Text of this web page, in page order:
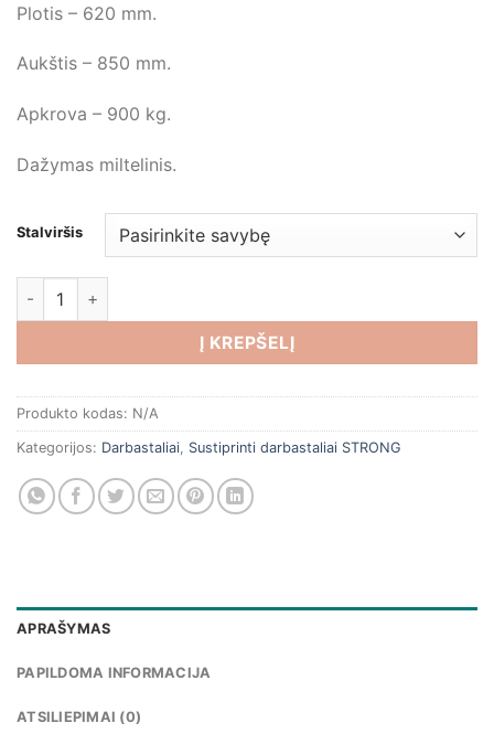
Plotis – 620 mm.
Aukštis – 850 mm.
Apkrova – 900 kg.
Dažymas miltelinis.
Stalviršis
produkto kiekis: Sustiprintas darbastalis 2100x620x850H
Į KREPŠELĮ
Produkto kodas: N/A
Kategorijos: Darbastaliai Sustiprinti darbastaliai STRONG
APRAŠYMAS
PAPILDOMA INFORMACIJA
ATSILIEPIMAI (0)